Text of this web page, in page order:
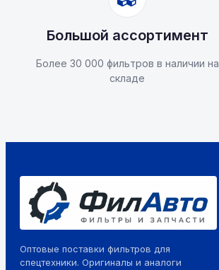
Большой ассортимент
Более 30 000 фильтров в наличии на
складе
Оптовые поставки фильтров для
спецтехники. Оригиналы и аналоги